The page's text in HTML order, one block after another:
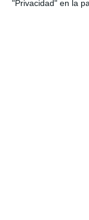
"Privacidad" en la